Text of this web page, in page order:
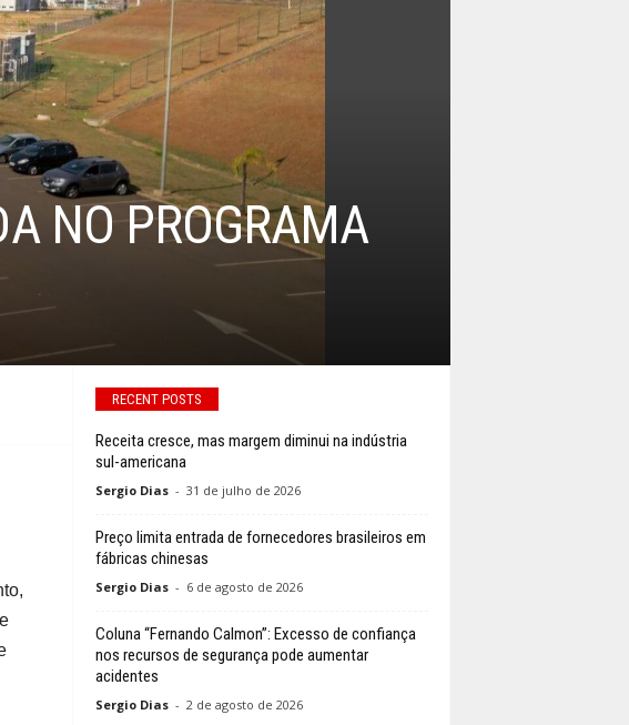
NO PROGRAMA
RECENT POSTS
Receita cresce, mas margem diminui na indústria
sul-americana
Sergio Dias - 31 de julho de 2026
Preço limita entrada de fornecedores brasileiros em
fábricas chinesas
Sergio Dias - 6 de agosto de 2026
Coluna “Fernando Calmon”: Excesso de confiança
nos recursos de segurança pode aumentar
acidentes
Sergio Dias - 2 de agosto de 2026